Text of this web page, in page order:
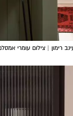
רימון | צילום עומרי אמסלם